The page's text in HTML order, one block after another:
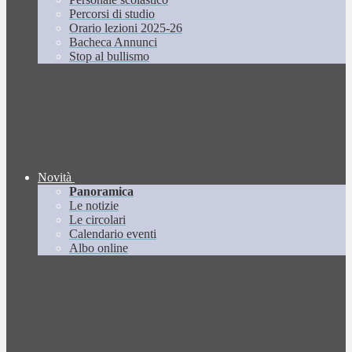
Percorsi di studio
Orario lezioni 2025-26
Bacheca Annunci
Stop al bullismo
Novità
Panoramica
Le notizie
Le circolari
Calendario eventi
Albo online